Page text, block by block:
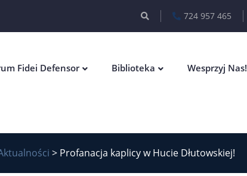
724 957 465
Fidei Defensor Biblioteka Wesprzyj Nas!
> Profanacja kaplicy w Hucie Dłutowskiej!